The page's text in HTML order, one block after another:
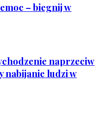
– biegnij w
naprzeciw
nabijanie ludzi w